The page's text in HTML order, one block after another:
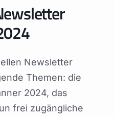
Newsletter
Themen: die
2024, das
frei zugängliche